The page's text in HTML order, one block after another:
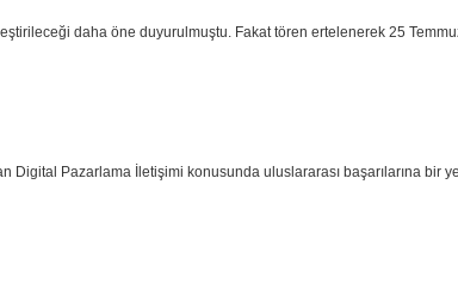
daha öne duyurulmuştu. Fakat tören ertelenerek 25
Digital Pazarlama İletişimi konusunda uluslararası başarılarına bir